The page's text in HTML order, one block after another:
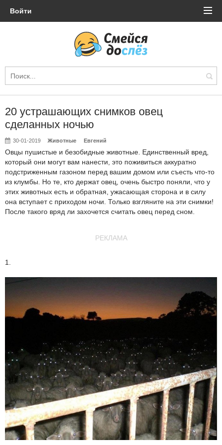
Войти
20 устрашающих снимков овец
сделанных ночью
30-01-2019 Животные Евгений
Овцы пушистые и безобидные животные. Единственный вред,
который они могут вам нанести, это поживиться аккуратно
подстриженным газоном перед вашим домом или съесть что-то
из клумбы. Но те, кто держат овец, очень быстро поняли, что у
этих животных есть и обратная, ужасающая сторона и в силу
она вступает с приходом ночи. Только взгляните на эти снимки!
После такого вряд ли захочется считать овец перед сном.
РЕКЛАМА
1.